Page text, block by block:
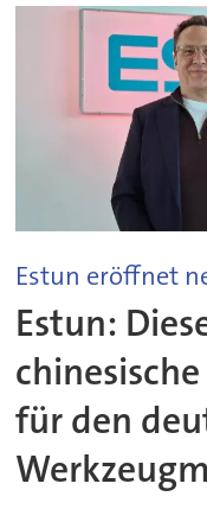
Estun eröffnet
Estun:
für den